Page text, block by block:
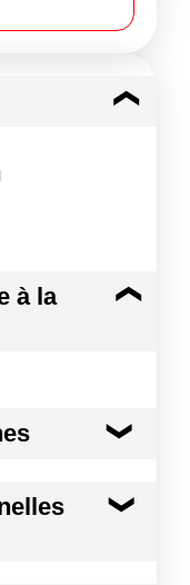
à la
transmises